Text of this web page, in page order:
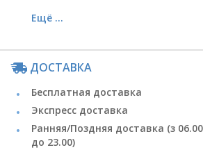
Ещё ...
ДОСТАВКА
Бесплатная доставка
Экспресс доставка
Ранняя/Поздняя доставка (з
до 23.00)